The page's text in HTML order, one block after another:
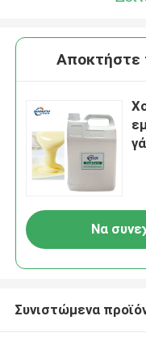
Αποκτήστε
Να
Συνιστώμενα